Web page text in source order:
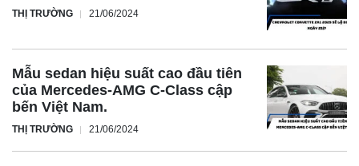
THỊ TRƯỜNG 21/06/2024
Mẫu sedan hiệu suất cao đầu tiên
của Mercedes-AMG C-Class cập
bến Việt Nam.
THỊ TRƯỜNG 21/06/2024